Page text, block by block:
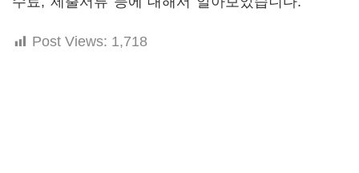
Post Views: 1,718